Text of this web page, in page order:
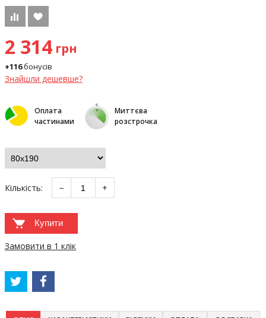
2 314 грн
+116бонусів
Знайшли дешевше?
Оплата
частинами
Миттєва
розстрочка
Кількість: − +
Купити
Замовити в 1 клік